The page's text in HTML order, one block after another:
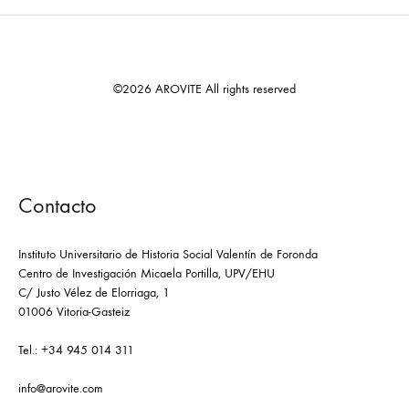
©2026 AROVITE All rights reserved
Contacto
Instituto Universitario de Historia Social Valentín de Foronda
Centro de Investigación Micaela Portilla, UPV/EHU
C/ Justo Vélez de Elorriaga, 1
01006 Vitoria-Gasteiz
Tel.: +34 945 014 311
info@arovite.com